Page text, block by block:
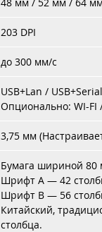
203 DPI
до 300 мм/с
USB+Lan / USB+Serial
Опционально: WI-FI
3,75 мм
Бумага шириной 80
Шрифт A — 42
Шрифт B — 56
Китайский,
столбца.